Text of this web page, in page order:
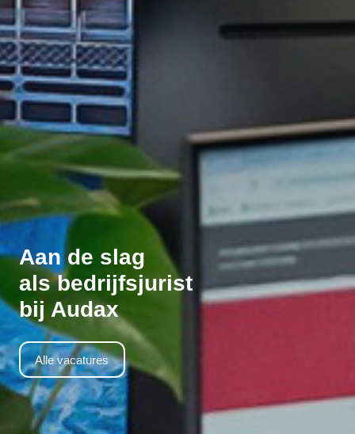
Aan de slag
als bedrijfsjurist
bij Audax
Alle vacatures